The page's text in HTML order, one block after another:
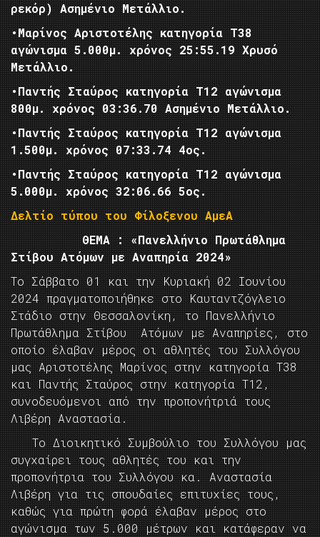
ρεκόρ) Ασημένιο Μετάλλιο.
•Μαρίνος Αριστοτέλης κατηγορία Τ38
αγώνισμα 5.000μ. χρόνος 25:55.19 Χρυσό
Μετάλλιο.
•Παντής Σταύρος κατηγορία Τ12 αγώνισμα
800μ. χρόνος 03:36.70 Ασημένιο Μετάλλιο.
•Παντής Σταύρος κατηγορία Τ12 αγώνισμα
1.500μ. χρόνος 07:33.74 4ος.
•Παντής Σταύρος κατηγορία Τ12 αγώνισμα
5.000μ. χρόνος 32:06.66 5ος.
Δελτίο τύπου του Φίλοξενου ΑμεΑ
ΘΕΜΑ : «Πανελλήνιο Πρωτάθλημα
Στίβου Ατόμων με Αναπηρία 2024»
Τo Σάββατο 01 και την Κυριακή 02 Ιουνίου
2024 πραγματοποιήθηκε στο Καυταντζόγλειο
Στάδιο στην Θεσσαλονίκη, το Πανελλήνιο
Πρωτάθλημα Στίβου Ατόμων με Αναπηρίες, στο
οποίο έλαβαν μέρος οι αθλητές του Συλλόγου
μας Αριστοτέλης Μαρίνος στην κατηγορία Τ38
και Παντής Σταύρος στην κατηγορία Τ12,
συνοδευόμενοι από την προπονήτριά τους
Λιβέρη Αναστασία.
Το Διοικητικό Συμβούλιο του Συλλόγου μας
συγχαίρει τους αθλητές του και την
προπονήτρια του Συλλόγου κα. Αναστασία
Λιβέρη για τις σπουδαίες επιτυχίες τους,
καθώς για πρώτη φορά έλαβαν μέρος στο
αγώνισμα των 5.000 μέτρων και κατάφεραν να